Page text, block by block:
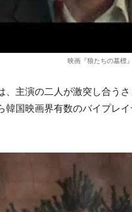
映画『狼たちの墓標
主演の二人が激突し合う
韓国映画界有数のバイプレ